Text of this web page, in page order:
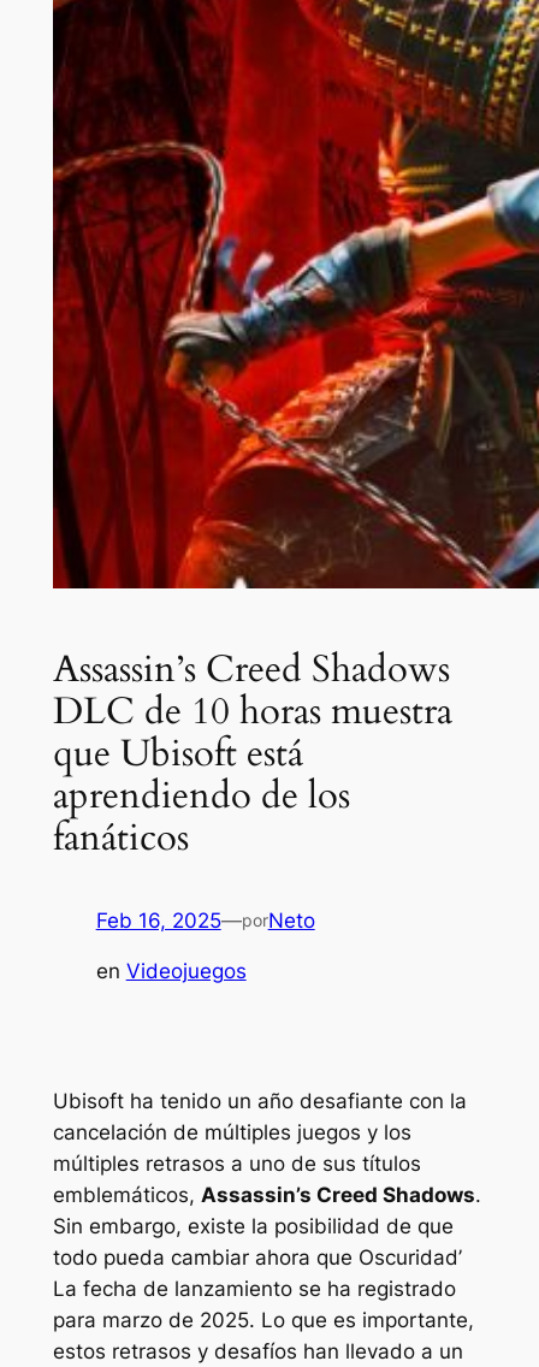
Assassin’s Creed Shadows
DLC de 10 horas muestra
que Ubisoft está
aprendiendo de los
fanáticos
Feb 16, 2025—porNeto
en Videojuegos
Ubisoft ha tenido un año desafiante con la
cancelación de múltiples juegos y los
múltiples retrasos a uno de sus títulos
emblemáticos, Assassin’s Creed Shadows.
Sin embargo, existe la posibilidad de que
todo pueda cambiar ahora que Oscuridad’
La fecha de lanzamiento se ha registrado
para marzo de 2025. Lo que es importante,
estos retrasos y desafíos han llevado a un